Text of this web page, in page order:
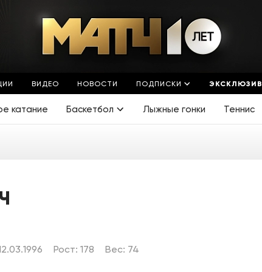
ВИДЕО НОВОСТИ ПОДПИСКИ ЭКСКЛЮЗИВ
катание Баскетбол Лыжные гонки Теннис
Рост: 178 Вес: 74